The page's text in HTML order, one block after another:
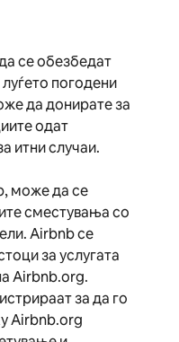
се обезбедат
погодени
да донирате за
одат
итни случаи.
може да се
сместувања со
Airbnb се
за услугата
Airbnb.org.
за да го
Airbnb.org